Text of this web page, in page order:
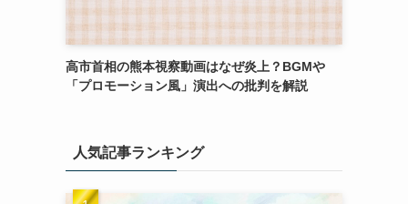
高市首相の熊本視察動画はなぜ炎上？BGMや
「プロモーション風」演出への批判を解説
人気記事ランキング